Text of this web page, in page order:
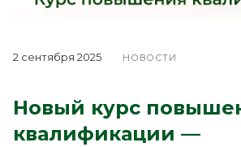
2 сентября 2025 НОВОСТИ
Новый курс
квалификации —